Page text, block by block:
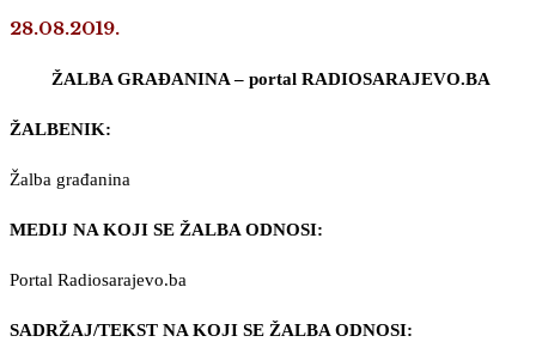
28.08.2019.
ŽALBA GRAĐANINA – portal RADIOSARAJEVO.BA
ŽALBENIK:
Žalba građanina
MEDIJ NA KOJI SE ŽALBA ODNOSI:
Portal Radiosarajevo.ba
SADRŽAJ/TEKST NA KOJI SE ŽALBA ODNOSI: